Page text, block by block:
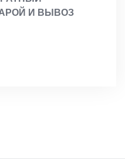
И ВЫВОЗ